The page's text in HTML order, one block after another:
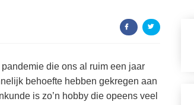
die ons al ruim een jaar
behoefte hebben gekregen aan
is zo’n hobby die opeens veel